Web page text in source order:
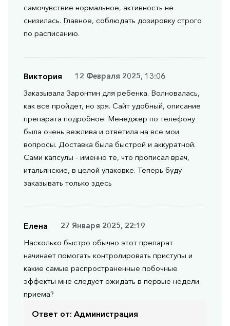
самочувствие нормальное, активность не
снизилась. Главное, соблюдать дозировку строго
по расписанию.
Виктория
12 Февраля 2025, 13:06
Заказывала Заронтин для ребенка. Волновалась,
как все пройдет, но зря. Сайт удобный, описание
препарата подробное. Менеджер по телефону
была очень вежлива и ответила на все мои
вопросы. Доставка была быстрой и аккуратной.
Сами капсулы - именно те, что прописал врач,
итальянские, в целой упаковке. Теперь буду
заказывать только здесь
Елена
27 Января 2025, 22:19
Насколько быстро обычно этот препарат
начинает помогать контролировать приступы и
какие самые распространенные побочные
эффекты мне следует ожидать в первые недели
приема?
Ответ от: Администрация